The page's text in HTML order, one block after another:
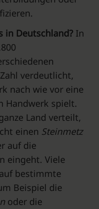
in Deutschland? In
verdeutlicht,
nach wie vor eine
Handwerk spielt.
Land verteilt,
einen Steinmetz
auf die
eingeht. Viele
bestimmte
Beispiel die
oder die